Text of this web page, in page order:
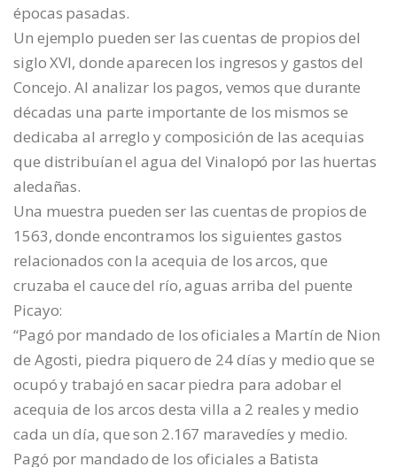
épocas pasadas.
Un ejemplo pueden ser las cuentas de propios del
siglo XVI, donde aparecen los ingresos y gastos del
Concejo. Al analizar los pagos, vemos que durante
décadas una parte importante de los mismos se
dedicaba al arreglo y composición de las acequias
que distribuían el agua del Vinalopó por las huertas
aledañas.
Una muestra pueden ser las cuentas de propios de
1563, donde encontramos los siguientes gastos
relacionados con la acequia de los arcos, que
cruzaba el cauce del río, aguas arriba del puente
Picayo:
“Pagó por mandado de los oficiales a Martín de Nion
de Agosti, piedra piquero de 24 días y medio que se
ocupó y trabajó en sacar piedra para adobar el
acequia de los arcos desta villa a 2 reales y medio
cada un día, que son 2.167 maravedíes y medio.
Pagó por mandado de los oficiales a Batista